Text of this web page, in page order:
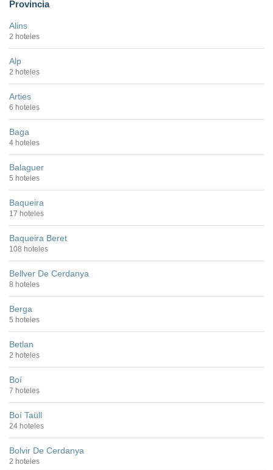
Provincia
Alins
2 hoteles
Alp
2 hoteles
Arties
6 hoteles
Baga
4 hoteles
Balaguer
5 hoteles
Baqueira
17 hoteles
Baqueira Beret
108 hoteles
Bellver De Cerdanya
8 hoteles
Berga
5 hoteles
Betlan
2 hoteles
Boí
7 hoteles
Boí Taüll
24 hoteles
Bolvir De Cerdanya
2 hoteles